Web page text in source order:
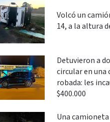
Volcó un
14, a la altura
Detuvieron a
circular en una
robada: les
$400.000
Una